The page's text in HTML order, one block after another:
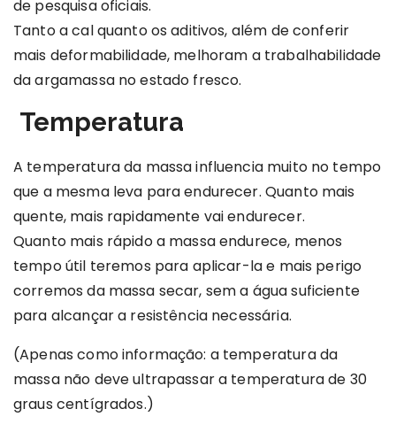
de pesquisa oficiais.
Tanto a cal quanto os aditivos, além de conferir
mais deformabilidade, melhoram a trabalhabilidade
da argamassa no estado fresco.
Temperatura
A temperatura da massa influencia muito no tempo
que a mesma leva para endurecer. Quanto mais
quente, mais rapidamente vai endurecer.
Quanto mais rápido a massa endurece, menos
tempo útil teremos para aplicar-la e mais perigo
corremos da massa secar, sem a água suficiente
para alcançar a resistência necessária.
(Apenas como informação: a temperatura da
massa não deve ultrapassar a temperatura de 30
graus centígrados.)